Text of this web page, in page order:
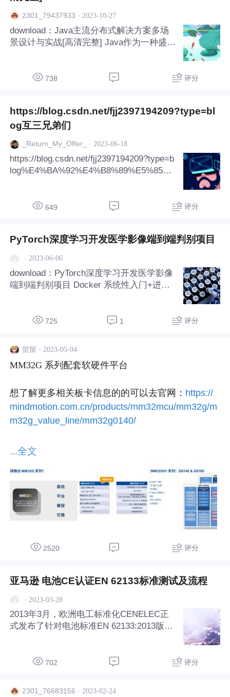
2301_79437933 · 2023-10-27
download：Java主流分布式解决方案多场
景设计与实战[高清完整] Java作为一种盛行
性、负载平衡、毛病恢复等问题。下面是J
738 评分
https://blog.csdn.net/fjj2397194209?type=bl
og互三兄弟们
_Return_My_Offer_ · 2023-06-18
https://blog.csdn.net/fjj2397194209?type=b
log%E4%BA%92%E4%B8%89%E5%85%8
649 评分
PyTorch深度学习开发医学影像端到端判别项目
· 2023-06-06
download：PyTorch深度学习开发医学影像
端到端判别项目 Docker 系统性入门+进阶
用程序。本文将介绍 Docker 的系统性入门
725 1 评分
贺留 · 2023-05-04
MM32G 系列配套软硬件平台
想了解更多相关板卡信息的的可以去官网： https://
mindmotion.com.cn/products/mm32mcu/mm32g/m
m32g_value_line/mm32g0140/
MM32G0140的板卡试用机会：
weexShopSubTab=shopindex&sourceType=other&suid
=3d2e4787-3a79-4734-bdb5-250c46798dad&shareUniq
ueId=21225771924&ut_sk=1.ZDIYUkO02%2F8DAIe
QVz2xLw%2BE_21646297_1683179767557.TaoPassw
ord-QQ.shop&un=df9044bfc9a1fd131d2598f94899d5cc
&share_crt_v=1&un_site=0&spm=a2159r.13376460.0.
B0&cpp=1&shareurl=true&short_name=h.UFfGjET&b
xsign=scd-vXFbuNRd71t3gQznbLrqNfmPXw5wpXfle-
VW57Nl-cijzIsgiiwHUzEGGNhmmpoo5VQJmkRrxTdl
eL5BuDE895ZjVOeQOk2LQ_PsOOm7GQJ_YNOriuf9
联系客服，申请试用即可，板卡数量不多，大家加
...全文
2520 评分
亚马逊 电池CE认证EN 62133标准测试及流程
· 2023-03-28
2013年3月，欧洲电工标准化CENELEC正
式发布了针对电池标准EN 62133:2013版，
及电池组的要求。 进入欧盟的电气产品
需要
702 评分
2301_76683156 · 2023-02-24